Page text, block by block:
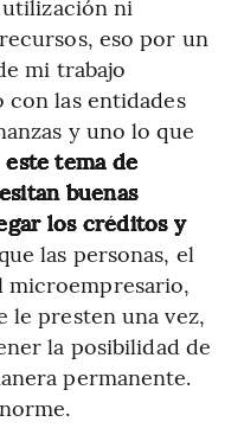
utilización ni
eso por un
mi trabajo
las entidades
y uno lo que
tema de
buenas
los créditos y
las personas, el
microempresario,
le presten una vez,
la posibilidad de
permanente.